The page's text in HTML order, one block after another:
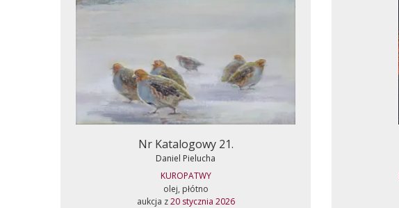
Nr Katalogowy 21.
Daniel Pielucha
KUROPATWY
olej, płótno
aukcja z20 stycznia 2026